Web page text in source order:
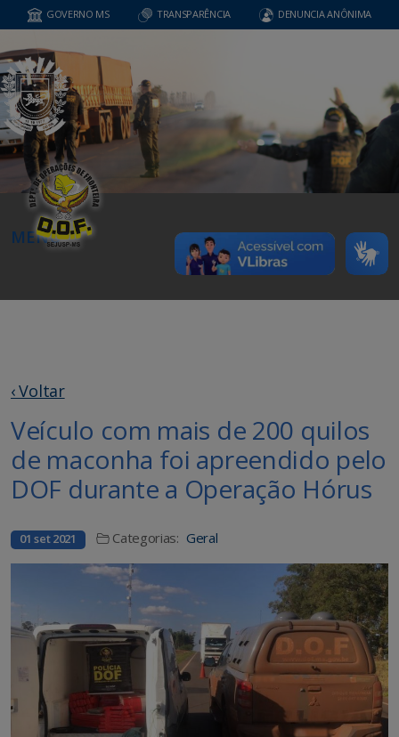
GOVERNO MS TRANSPARÊNCIA DENUNCIA ANÔNIMA
MENU
‹ Voltar
Veículo com mais de 200 quilos
de maconha foi apreendido pelo
DOF durante a Operação Hórus
01 set 2021 Categorias: Geral